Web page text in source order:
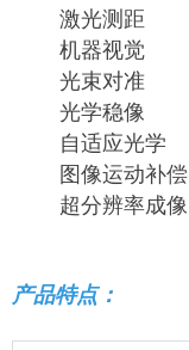
激光测距
机器视觉
光束对准
光学稳像
自适应光学
图像运动补偿
超分辨率成像
产品特点：